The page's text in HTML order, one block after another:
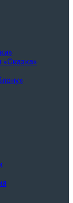
«Сказка»